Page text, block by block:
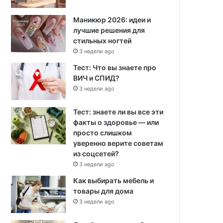
Маникюр 2026: идеи и
лучшие решения для
стильных ногтей
3 недели ago
Тест: Что вы знаете про
ВИЧ и СПИД?
3 недели ago
Тест: знаете ли вы все эти
факты о здоровье — или
просто слишком
уверенно верите советам
из соцсетей?
3 недели ago
Как выбирать мебель и
товары для дома
3 недели ago